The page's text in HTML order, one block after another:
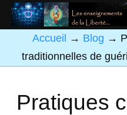
Accueil → Blog →
traditionnelles de
Pratiques